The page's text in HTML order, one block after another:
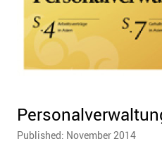
Published: November 2014